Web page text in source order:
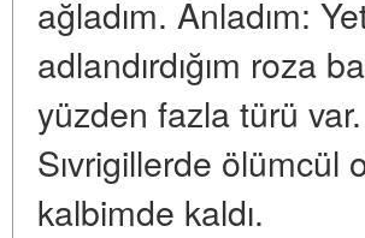
ağladım. Anladım:
adlandırdığım roza
yüzden fazla türü
Sıvrigillerde ölümcül
kalbimde kaldı.